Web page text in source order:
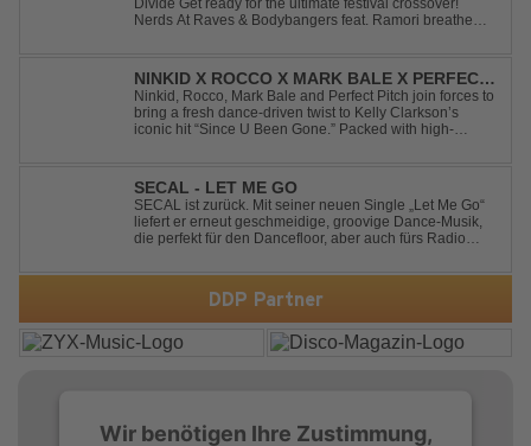
Divide Get ready for the ultimate festival crossover!
Nerds At Raves & Bodybangers feat. Ramori breathe
makeover. From emotional singalong moments t...
NINKID X ROCCO X MARK BALE X PERFECT
PITCH - SINCE U BEEN GONE
Ninkid, Rocco, Mark Bale and Perfect Pitch join forces to
bring a fresh dance-driven twist to Kelly Clarkson’s
iconic hit “Since U Been Gone.” Packed with high-
every dancefloor ...
SECAL - LET ME GO
SECAL ist zurück. Mit seiner neuen Single „Let Me Go“
liefert er erneut geschmeidige, groovige Dance-Musik,
die perfekt für den Dancefloor, aber auch fürs Radio
ist. Deep House trifft auf Dance-Pop – man darf
gespannt sein, was als Nächstes...
DDP Partner
Wir benötigen Ihre Zustimmung,